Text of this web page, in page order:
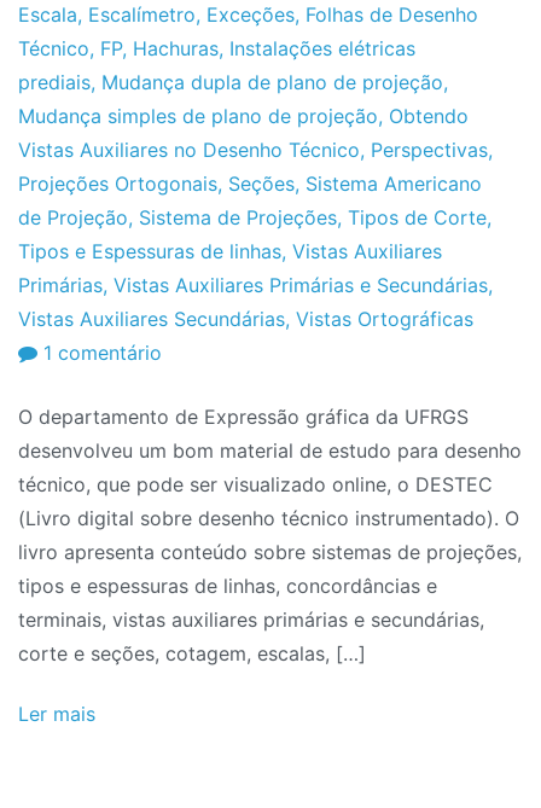
Escala, Escalímetro, Exceções, Folhas de Desenho
Técnico, FP, Hachuras, Instalações elétricas
prediais, Mudança dupla de plano de projeção,
Mudança simples de plano de projeção, Obtendo
Vistas Auxiliares no Desenho Técnico, Perspectivas,
Projeções Ortogonais, Seções, Sistema Americano
de Projeção, Sistema de Projeções, Tipos de Corte,
Tipos e Espessuras de linhas, Vistas Auxiliares
Primárias, Vistas Auxiliares Primárias e Secundárias,
Vistas Auxiliares Secundárias, Vistas Ortográficas
1 comentário
de
Desenho
Técnico:
DESTEC
O departamento de Expressão gráfica da UFRGS
desenvolveu um bom material de estudo para desenho
técnico, que pode ser visualizado online, o DESTEC
(Livro digital sobre desenho técnico instrumentado). O
livro apresenta conteúdo sobre sistemas de projeções,
tipos e espessuras de linhas, concordâncias e
terminais, vistas auxiliares primárias e secundárias,
corte e seções, cotagem, escalas, […]
Ler mais